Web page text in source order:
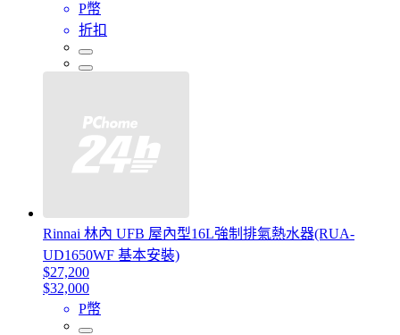
P幣
折扣
Rinnai 林內 UFB 屋內型16L強制排氣熱水器(RUA-
UD1650WF 基本安裝)
$27,200
$32,000
P幣